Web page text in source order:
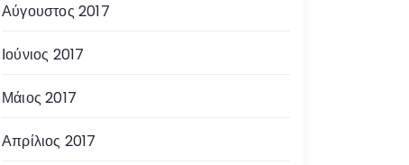
Αύγουστος 2017
Ιούνιος 2017
Μάιος 2017
Απρίλιος 2017